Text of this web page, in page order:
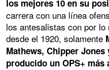
los mejores 10 en su
carrera con una línea
los antesalistas con por
desde el 1920, solamente
Mathews, Chipper
producido un OPS+ más